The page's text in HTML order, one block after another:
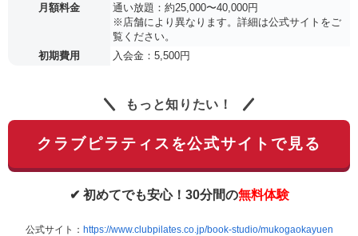
月額料金
通い放題：約25,000〜40,000円
※店舗により異なります。詳細は公式サイトをご
覧ください。
初期費用
入会金：5,500円
もっと知りたい！
クラブピラティスを公式サイトで見る
✔ 初めてでも安心！30分間の無料体験
公式サイト： https://www.clubpilates.co.jp/book-studio/mukogaokayuen